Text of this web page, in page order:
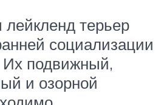
терьер
социализации
Их подвижный,
и озорной